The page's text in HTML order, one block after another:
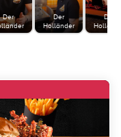
Der
Der
Holländer
Der